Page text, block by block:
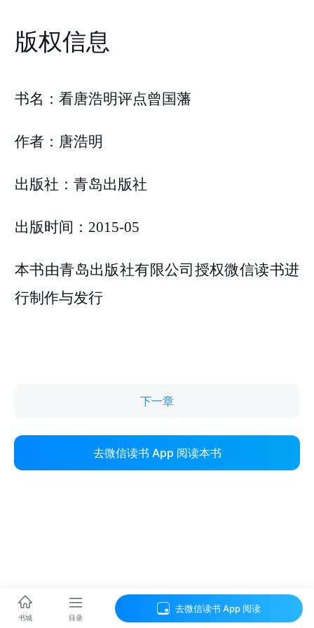
下一章
去微信读书 App 阅读本书
书城 目录
去微信读书 App 阅读